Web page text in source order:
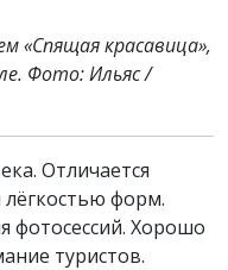
«Спящая красавица»,
Фото: Ильяс /
Отличается
форм.
фотосессий. Хорошо
туристов.